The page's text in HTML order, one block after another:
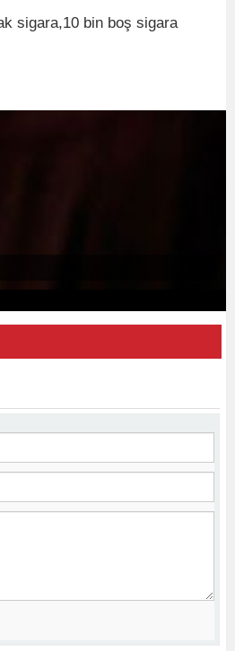
sigara,10 bin boş sigara